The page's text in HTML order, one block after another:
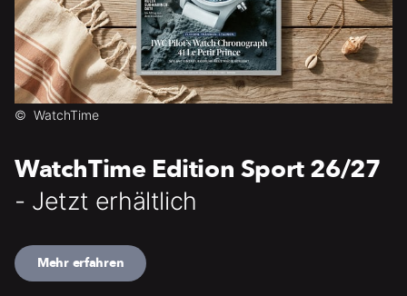
© WatchTime
WatchTime Edition Sport 26/27
- Jetzt erhältlich
Mehr erfahren